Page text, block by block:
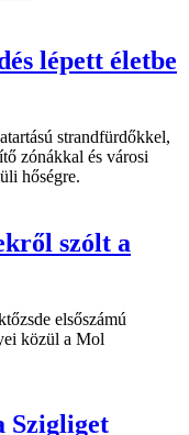
lépett életbe
strandfürdőkkel,
zónákkal és városi
hőségre.
szólt a
elsőszámú
közül a Mol
Szigliget